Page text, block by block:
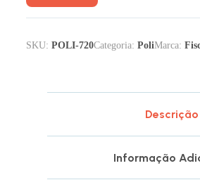
SKU: POLI-720Categoria: PoliMarca:
Descrição
Informação